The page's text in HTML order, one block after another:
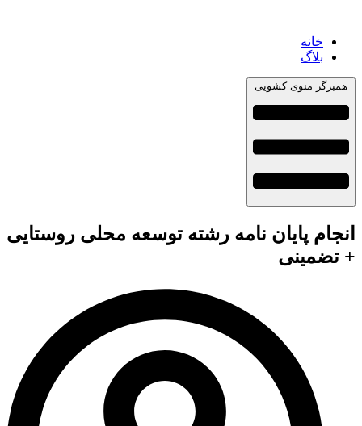
خانه
بلاگ
همبرگر منوی کشویی
انجام پایان نامه رشته توسعه محلی روستایی
+ تضمینی